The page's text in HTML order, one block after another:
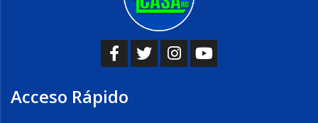
Acceso Rápido